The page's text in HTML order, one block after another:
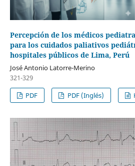
Percepción de los médicos
para los cuidados paliativos
hospitales públicos de Lima, Perú
José Antonio Latorre-Merino
321-329
PDF
PDF (Inglés)